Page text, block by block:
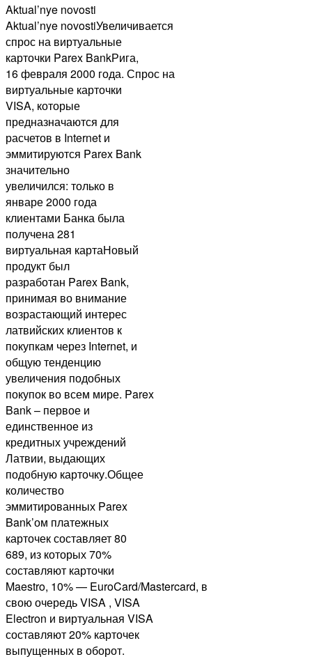
Aktual’nye novosti
Aktual’nye novostiУвеличивается
спрос на виртуальные
карточки Parex BankРига,
16 февраля 2000 года. Спрос на
виртуальные карточки
VISA, которые
предназначаются для
расчетов в Internet и
эммитируются Parex Bank
значительно
увеличился: только в
январе 2000 года
клиентами Банка была
получена 281
виртуальная картаНовый
продукт был
разработан Parex Bank,
принимая во внимание
возрастающий интерес
латвийских клиентов к
покупкам через Internet, и
общую тенденцию
увеличения подобных
покупок во всем мире. Parex
Bank – первое и
единственное из
кредитных учреждений
Латвии, выдающих
подобную карточку.Общее
количество
эммитированных Parex
Bank’ом платежных
карточек составляет 80
689, из которых 70%
составляют карточки
Maestro, 10% — EuroCard/Mastercard, в
свою очередь VISA , VISA
Electron и виртуальная VISA
составляют 20% карточек
выпущенных в оборот.